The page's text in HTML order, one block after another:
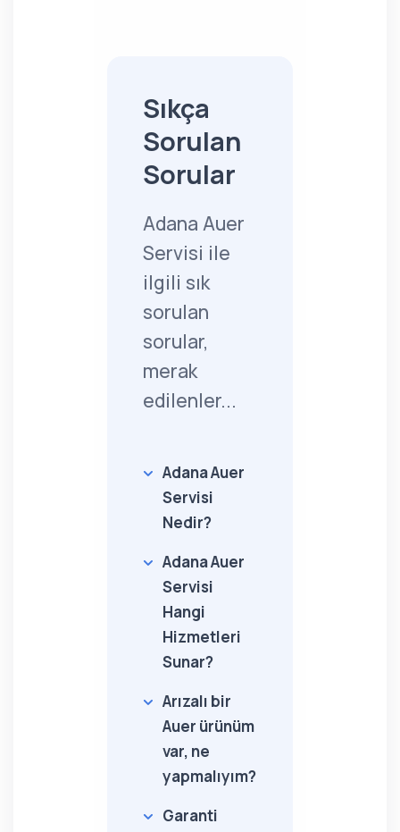
Sıkça
Sorulan
Sorular
Adana Auer
Servisi ile
ilgili sık
sorulan
sorular,
merak
edilenler...
Adana Auer
Servisi
Nedir?
Adana Auer
Servisi
Hangi
Hizmetleri
Sunar?
Arızalı bir
Auer ürünüm
var, ne
yapmalıyım?
Garanti